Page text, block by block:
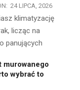
24 LIPCA, 2026
klimatyzację
licząc na
panujących
murowanego
wybrać to